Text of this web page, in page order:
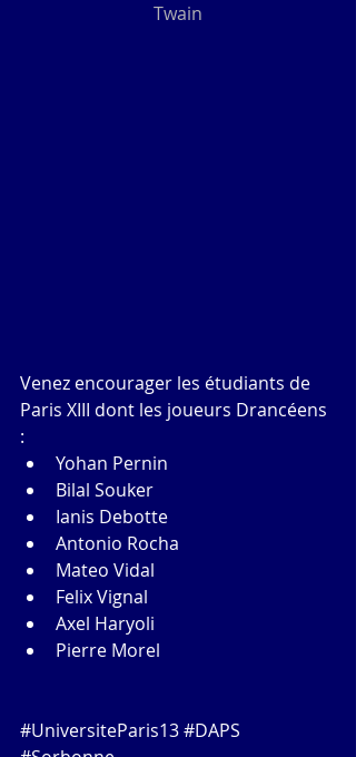
Twain
Venez encourager les étudiants de
Paris XIII dont les joueurs Drancéens
:
Yohan Pernin
Bilal Souker
Ianis Debotte
Antonio Rocha
Mateo Vidal
Felix Vignal
Axel Haryoli
Pierre Morel
#UniversiteParis13#DAPS